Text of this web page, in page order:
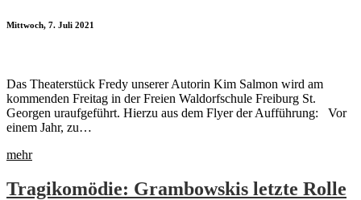
Mittwoch, 7. Juli 2021
Das Theaterstück Fredy unserer Autorin Kim Salmon wird am
kommenden Freitag in der Freien Waldorfschule Freiburg St.
Georgen uraufgeführt. Hierzu aus dem Flyer der Aufführung: Vor
einem Jahr, zu…
mehr
Tragikomödie: Grambowskis letzte Rolle